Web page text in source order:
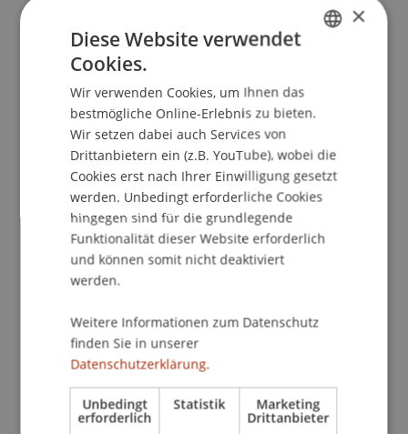
und Dozent an der Universität Liechtenstein
sowie Jon Ritter, Liechtensteiner Architekt und
Präsident der Liechtensteinischen Ingenieur- und
zwischen Vorarlberg, Graubünden und
Liechtenstein zeigen unterschiedliche Strategien
auf, wie eine nachhaltige Baukultur definiert und
vermittelt wird und welche möglichen
(Alb)Traumhäuser von morgen daraus entstehen
könnten.
Offener Gedankenaustausch
Im Gespräch mit den Experten sind
Architekturschaffende und Interessierte
eingeladen, die Diskussion um ihre persönlichen
Erfahrungen mit Architektur im Dreiländereck zu
bereichern. Im Anschluss kann die Doppel-
Ausstellung von Schulen und Universität
×
Diese Website verwendet
Cookies.
Wir verwenden Cookies, um Ihnen das
bestmögliche Online-Erlebnis zu bieten.
Wir setzen dabei auch Services von
Drittanbietern ein (z.B. YouTube), wobei die
Cookies erst nach Ihrer Einwilligung gesetzt
werden. Unbedingt erforderliche Cookies
hingegen sind für die grundlegende
Funktionalität dieser Website erforderlich
und können somit nicht deaktiviert
werden.
Weitere Informationen zum Datenschutz
finden Sie in unserer
Datenschutzerklärung.
Unbedingt
erforderlich
Statistik Marketing
Drittanbieter